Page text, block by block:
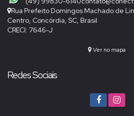
Rua Prefeito Domingos Machado de
Centro, Concórdia, SC, Brasil
CRECI: 7646-J
Ver no mapa
Redes Sociais